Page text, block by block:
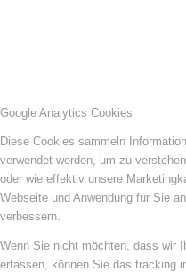
Google Analytics Cookies
Diese Cookies sammeln
verwendet werden, um zu
oder wie effektiv unsere
Webseite und Anwendung für Sie
verbessern.
Wenn Sie nicht möchten, dass wir
erfassen, können Sie das tracking